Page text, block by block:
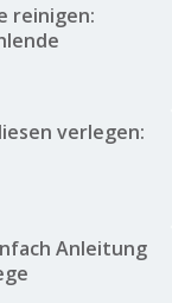
reinigen:
verlegen:
Anleitung